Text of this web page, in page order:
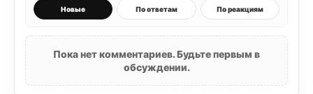
Новые По ответам По реакциям
Пока нет комментариев. Будьте первым в
обсуждении.